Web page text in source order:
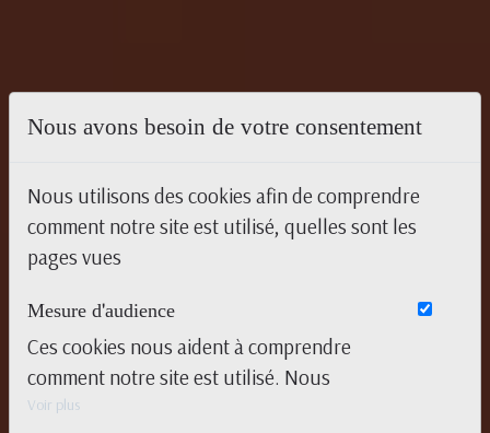
Nous avons besoin de votre consentement
Nous utilisons des cookies afin de comprendre
comment notre site est utilisé, quelles sont les
pages vues
Mesure d'audience
Ces cookies nous aident à comprendre
comment notre site est utilisé. Nous
savons quelles pages sont les plus vues,
Voir plus